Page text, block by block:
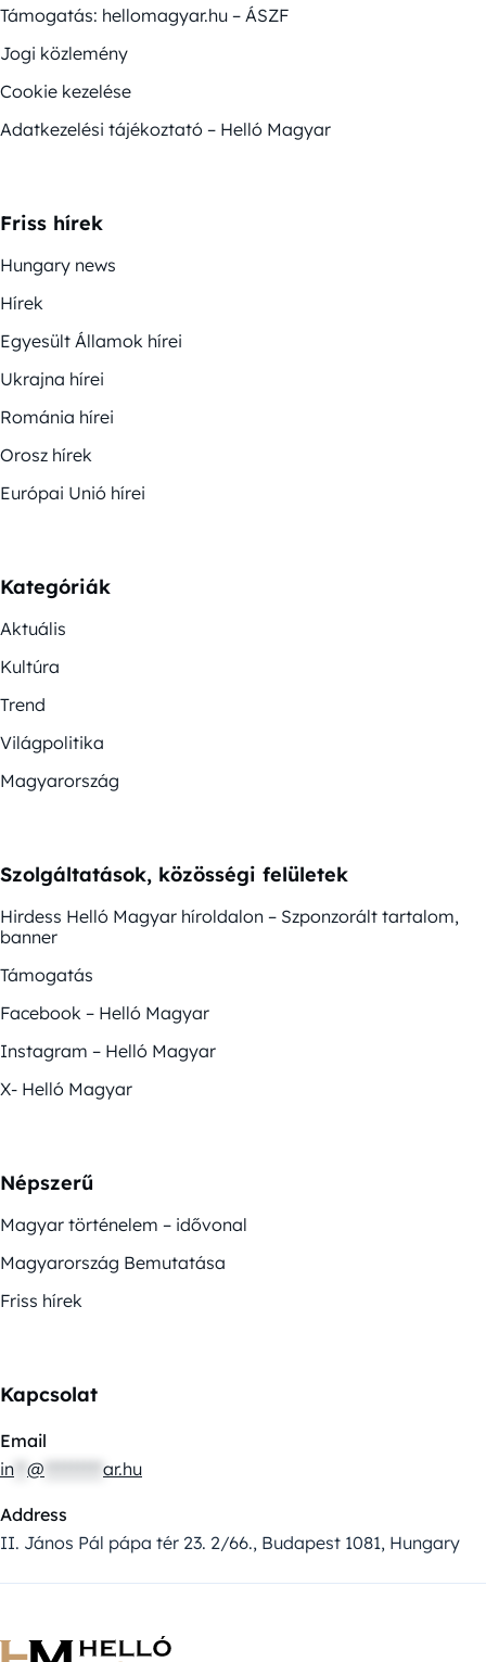
Támogatás: hellomagyar.hu – ÁSZF
Jogi közlemény
Cookie kezelése
Adatkezelési tájékoztató – Helló Magyar
Friss hírek
Hungary news
Hírek
Egyesült Államok hírei
Ukrajna hírei
Románia hírei
Orosz hírek
Európai Unió hírei
Kategóriák
Aktuális
Kultúra
Trend
Világpolitika
Magyarország
Szolgáltatások, közösségi felületek
Hirdess Helló Magyar híroldalon – Szponzorált tartalom,
banner
Támogatás
Facebook – Helló Magyar
Instagram – Helló Magyar
X- Helló Magyar
Népszerű
Magyar történelem – idővonal
Magyarország Bemutatása
Friss hírek
Kapcsolat
Email
in @ ar.hu
Address
II. János Pál pápa tér 23. 2/66., Budapest 1081, Hungary